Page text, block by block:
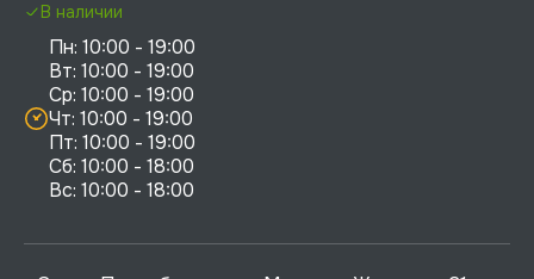
Пн: 10:00 - 19:00
Вт: 10:00 - 19:00
Ср: 10:00 - 19:00
Чт: 10:00 - 19:00
Пт: 10:00 - 19:00
Сб: 10:00 - 18:00
В наличии